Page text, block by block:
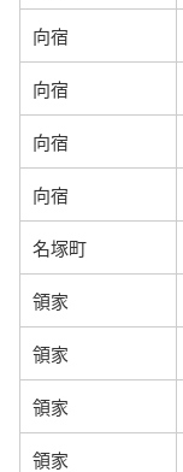
向宿
向宿
向宿
向宿
名塚町
領家
領家
領家
領家